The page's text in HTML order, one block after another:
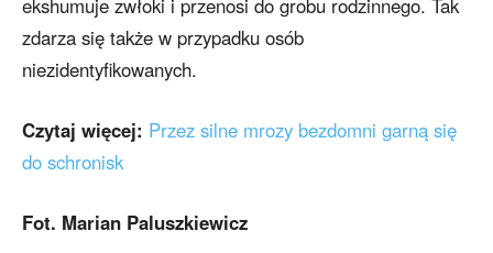
ekshumuje zwłoki i przenosi do grobu rodzinnego. Tak
zdarza się także w przypadku osób
niezidentyfikowanych.
Czytaj więcej: Przez silne mrozy bezdomni garną się
do schronisk
Fot. Marian Paluszkiewicz